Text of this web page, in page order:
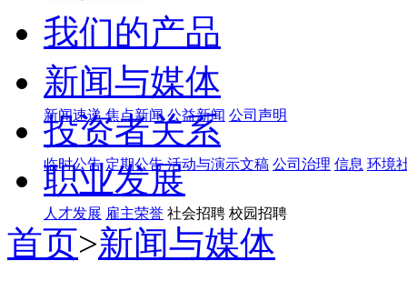
我们的产品
新闻与媒体
新闻速递 焦点新闻 公益新闻 公司声明
投资者关系
临时公告 定期公告 活动与演示文稿 公司治理 信息 环境
职业发展
人才发展 雇主荣誉 社会招聘 校园招聘
首页>新闻与媒体